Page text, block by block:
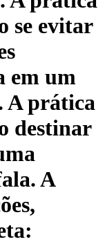
se evitar
em um
A prática
destinar
A